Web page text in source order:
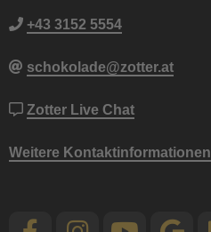
+43 3152 5554
schokolade@zotter.at
Zotter Live Chat
Weitere Kontaktinformationen